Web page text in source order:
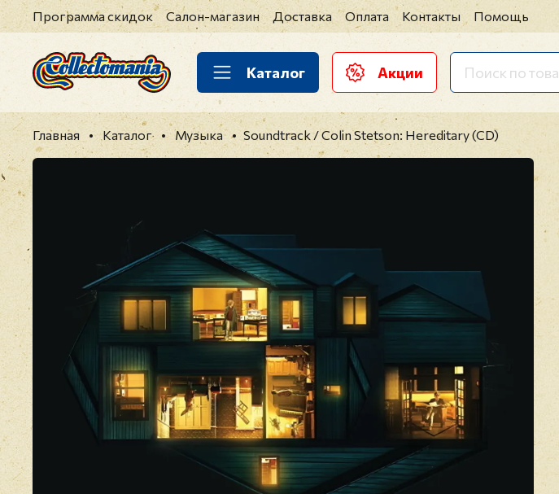
Программа скидок Салон-магазин Доставка Оплата Контакты Помощь
Каталог Акции
Главная Каталог Музыка Soundtrack / Colin Stetson: Hereditary (CD)